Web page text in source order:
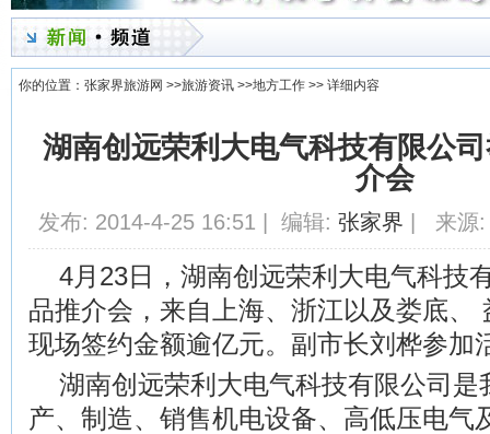
你的位置： 张家界旅游网 >>旅游资讯 >>地方工作 >> 详细内容
湖南创远荣利大电气科技有限公
介会
发布: 2014-4-25 16:51 | 编辑: 张家界 | 来源:
4月23日，湖南创远荣利大电气科技
品推介会，来自上海、浙江以及娄底、
现场签约金额逾亿元。副市长刘桦参加
湖南创远荣利大电气科技有限公司是
产、制造、销售机电设备、高低压电气